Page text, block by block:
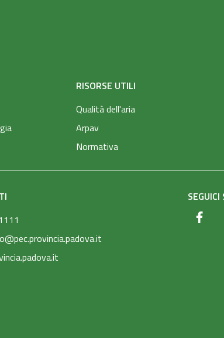
RISORSE UTILI
Qualità dell'aria
Arpav
Normativa
SEGUICI